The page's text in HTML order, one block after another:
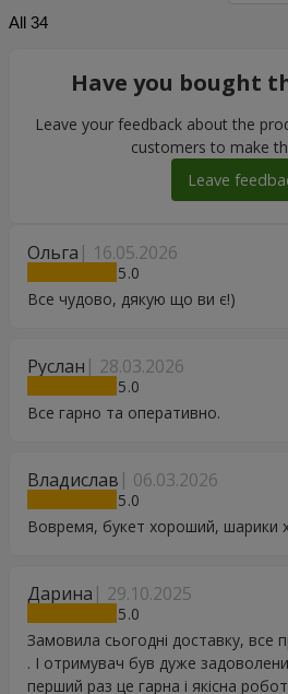
All 34
Ольга 16.05.2026
5
Все чудово, дякую що ви є!)
Руслан 28.03.2026
5
Все гарно та оперативно.
Владислав 06.03.2026
5
Вовремя, букет хороший, шарики
Дарина 29.10.2025
5
Замовила сьогодні доставку, все
. І отримувач був дуже
перший раз це гарна і якісна
Have you bought
Leave your feedback about the
customers to make
Leave